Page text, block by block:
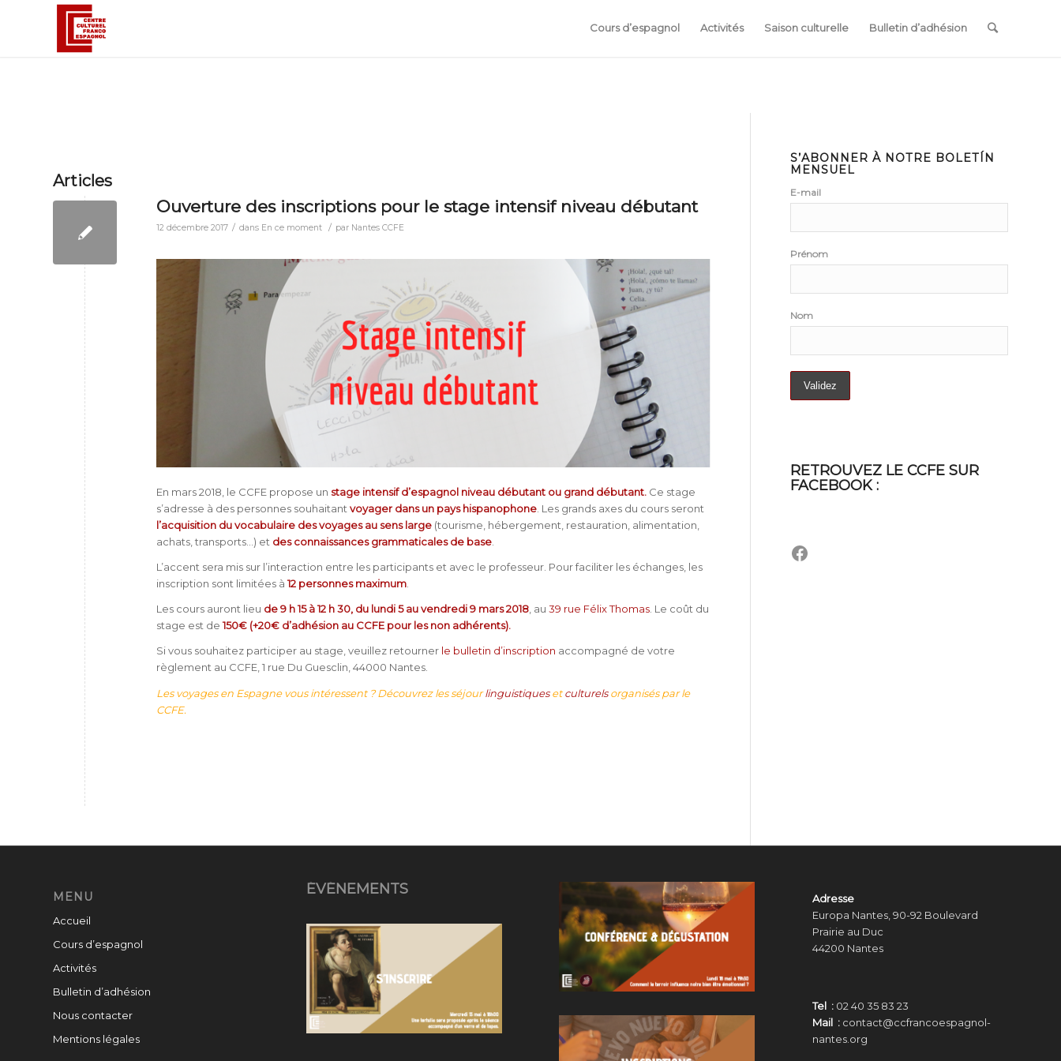
Cours d’espagnol Activités Saison culturelle Bulletin d’adhésion
Articles
Ouverture des inscriptions pour le stage intensif niveau débutant
12 décembre 2017 / dans En ce moment / par Nantes CCFE
En mars 2018, le CCFE propose un stage intensif d’espagnol niveau débutant ou grand débutant. Ce stage
s’adresse à des personnes souhaitantvoyager dans un pays hispanophone. Les grands axes du cours seront
l’acquisition du vocabulaire des voyages au sens large (tourisme, hébergement, restauration, alimentation,
achats, transports…) et des connaissances grammaticales de base.
L’accent sera mis sur l’interaction entre les participants et avec le professeur. Pour faciliter les échanges, les
inscription sont limitées à12 personnes maximum.
Les cours auront lieu de 9 h 15 à 12 h 30, du lundi 5 au vendredi 9 mars 2018, au 39 rue Félix Thomas. Le coût du
stage est de150€ (+20€ d’adhésion au CCFE pour les non adhérents).
Si vous souhaitez participer au stage, veuillez retourner le bulletin d’inscription accompagné de votre
règlement au CCFE, 1 rue Du Guesclin, 44000 Nantes.
Les voyages en Espagne vous intéressent ? Découvrez les séjourlinguistiquesetculturelsorganisés par le
CCFE.
S’ABONNER À NOTRE BOLETÍN
MENSUEL
E-mail
Prénom
Nom
RETROUVEZ LE CCFE SUR
FACEBOOK :
Facebook
MENU
Accueil
Cours d’espagnol
Activités
Bulletin d’adhésion
Nous contacter
Mentions légales
ÉVÉNEMENTS
Adresse
Europa Nantes, 90-92 Boulevard
Prairie au Duc
44200 Nantes
Tel : 02 40 35 83 23
Mail :contact@ccfrancoespagnol-
nantes.org